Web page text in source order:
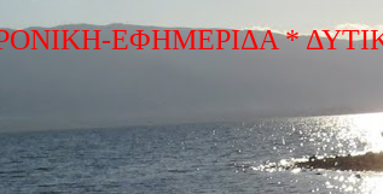
ΕΦΗΜΕΡΙΔΑ *